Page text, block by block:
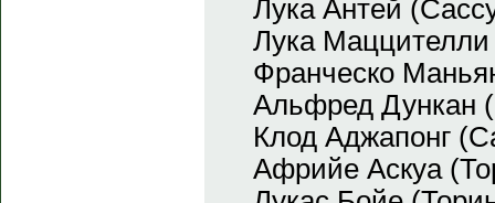
Лука Антей
Лука
Франческо
Альфред Дункан
Клод Аджапонг
Африйе Аскуа